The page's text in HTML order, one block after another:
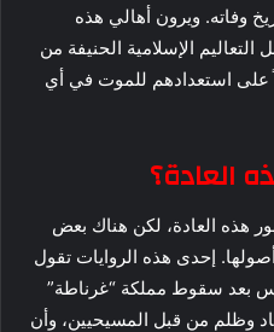
وفاته. ويرون أهالي هذه
التعاليم الإسلامية الحنيفة من
على استعدادهم للموت في أي
العادة؟
هذه العادة، لكن هناك بعض
إحدى هذه الروايات تقول
بعد سقوط مملكة “غرناطة”
اضطهاد وظلم من قبل المسيحيين، وأن